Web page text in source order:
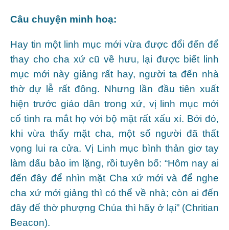
Câu chuyện minh hoạ:
Hay tin một linh mục mới vừa được đổi đến để
thay cho cha xứ cũ về hưu, lại được biết linh
mục mới này giảng rất hay, người ta đến nhà
thờ dự lễ rất đông. Nhưng lần đầu tiên xuất
hiện trước giáo dân trong xứ, vị linh mục mới
cố tình ra mắt họ với bộ mặt rất xấu xí. Bởi đó,
khi vừa thấy mặt cha, một số người đã thất
vọng lui ra cửa. Vị Linh mục bình thản giơ tay
làm dấu bảo im lặng, rồi tuyên bố: “Hôm nay ai
đến đây để nhìn mặt Cha xứ mới và để nghe
cha xứ mới giảng thì có thể về nhà; còn ai đến
đây để thờ phượng Chúa thì hãy ở lại” (Chritian
Beacon).